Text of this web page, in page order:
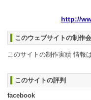
http://
このウェブサイトの制作
このサイトの制作実績 情報
このサイトの評判
facebook